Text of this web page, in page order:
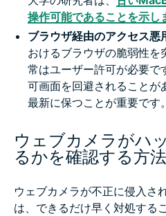
操作可能であることを示し
ブラウザ経由のアクセス悪
おけるブラウザの脆弱性を
常はユーザー許可が必要で
可画面を回避されることが
最新に保つことが重要です。
ウェブカメラがハ
るかを確認する方法
ウェブカメラが不正に侵入さ
は、できるだけ早く対処する